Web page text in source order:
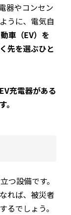
器やコンセン
うに、電気自
車（EV）を
先を選ぶひと
充電器がある
つ設備です。
れば、被災者
るでしょう。